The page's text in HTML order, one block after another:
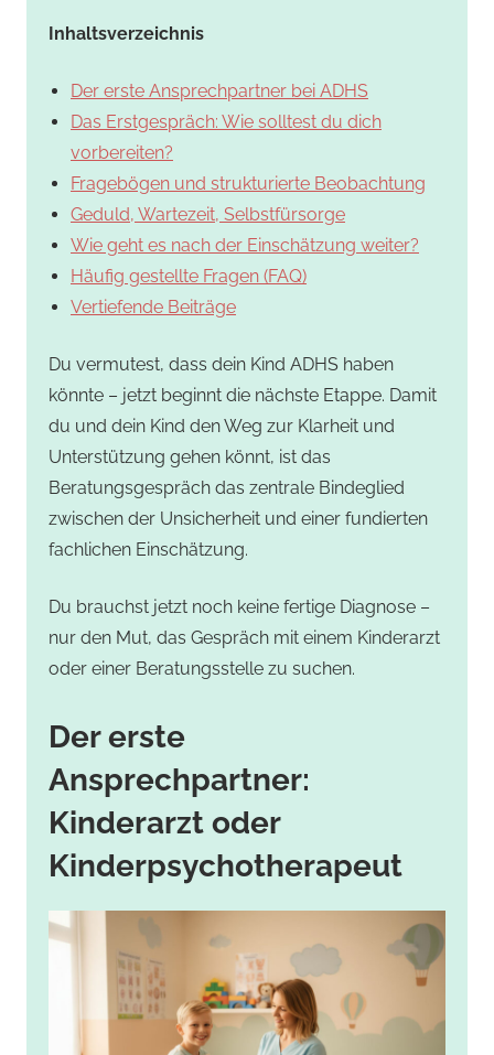
Inhaltsverzeichnis
Der erste Ansprechpartner bei ADHS
Das Erstgespräch: Wie solltest du dich
vorbereiten?
Fragebögen und strukturierte Beobachtung
Geduld, Wartezeit, Selbstfürsorge
Wie geht es nach der Einschätzung weiter?
Häufig gestellte Fragen (FAQ)
Vertiefende Beiträge
Du vermutest, dass dein Kind ADHS haben
könnte – jetzt beginnt die nächste Etappe. Damit
du und dein Kind den Weg zur Klarheit und
Unterstützung gehen könnt, ist das
Beratungsgespräch das zentrale Bindeglied
zwischen der Unsicherheit und einer fundierten
fachlichen Einschätzung.
Du brauchst jetzt noch keine fertige Diagnose –
nur den Mut, das Gespräch mit einem Kinderarzt
oder einer Beratungsstelle zu suchen.
Der erste
Ansprechpartner:
Kinderarzt oder
Kinderpsychotherapeut